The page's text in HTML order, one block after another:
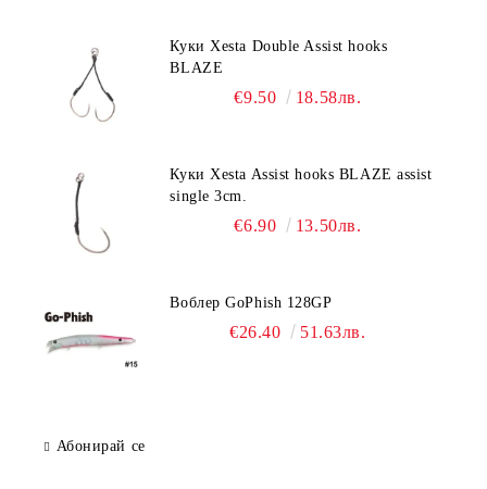
Куки Xesta Double Assist hooks
BLAZE
€9.50 18.58лв.
Куки Xesta Assist hooks BLAZE assist
single 3cm.
€6.90 13.50лв.
Воблер GoPhish 128GP
€26.40 51.63лв.
Абонирай се